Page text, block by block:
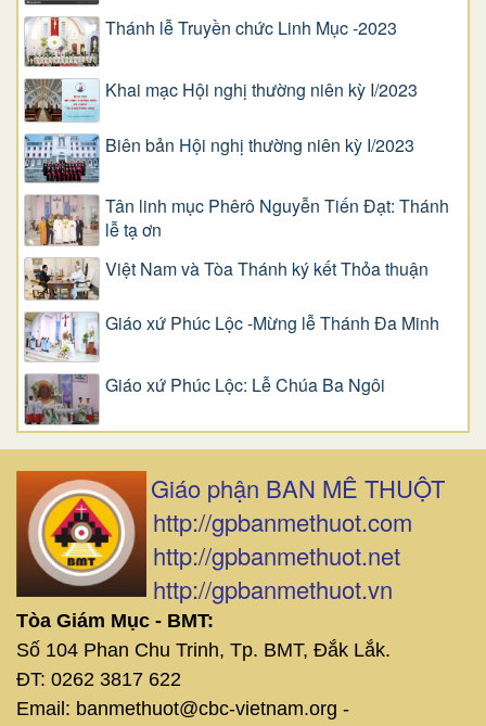
Thánh lễ Truyền chức Linh Mục -2023
Khai mạc Hội nghị thường niên kỳ I/2023
Biên bản Hội nghị thường niên kỳ I/2023
Tân linh mục Phêrô Nguyễn Tiến Đạt: Thánh
lễ tạ ơn
Việt Nam và Tòa Thánh ký kết Thỏa thuận
Giáo xứ Phúc Lộc -Mừng lễ Thánh Đa Minh
Giáo xứ Phúc Lộc: Lễ Chúa Ba Ngôi
Giáo phận BAN MÊ THUỘT
http://gpbanmethuot.com
http://gpbanmethuot.net
http://gpbanmethuot.vn
Tòa Giám Mục - BMT:
Số 104 Phan Chu Trinh, Tp. BMT, Đắk Lắk.
ĐT: 0262 3817 622
Email: banmethuot@cbc-vietnam.org -